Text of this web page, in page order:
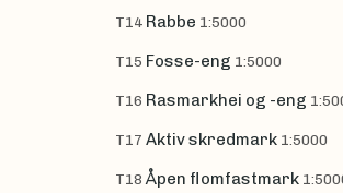
T14 Rabbe 1:5000
T15 Fosse-eng 1:5000
T16 Rasmarkhei og -eng
T17 Aktiv skredmark 1:5000
T18 Åpen flomfastmark